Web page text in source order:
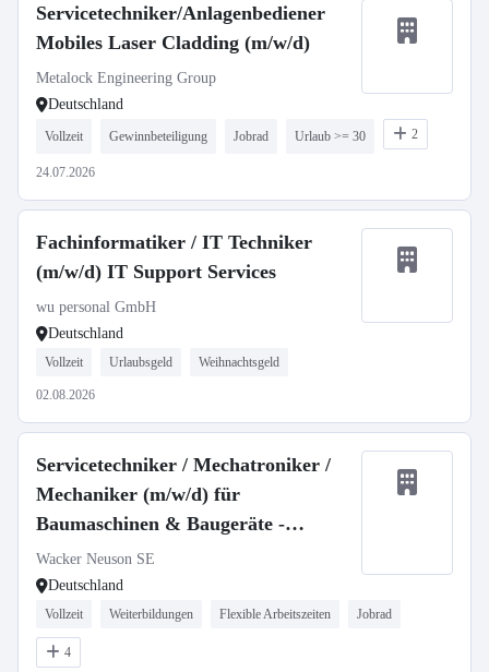
Servicetechniker/Anlagenbediener
Mobiles Laser Cladding (m/w/d)
Metalock Engineering Group
Deutschland
Vollzeit Gewinnbeteiligung Jobrad Urlaub >= 30 2
24.07.2026
Fachinformatiker / IT Techniker
(m/w/d) IT Support Services
wu personal GmbH
Deutschland
Vollzeit Urlaubsgeld Weihnachtsgeld
02.08.2026
Servicetechniker / Mechatroniker /
Mechaniker (m/w/d) für
Baumaschinen & Baugeräte -
stationär oder mobil
Wacker Neuson SE
Deutschland
Vollzeit Weiterbildungen Flexible Arbeitszeiten Jobrad
4